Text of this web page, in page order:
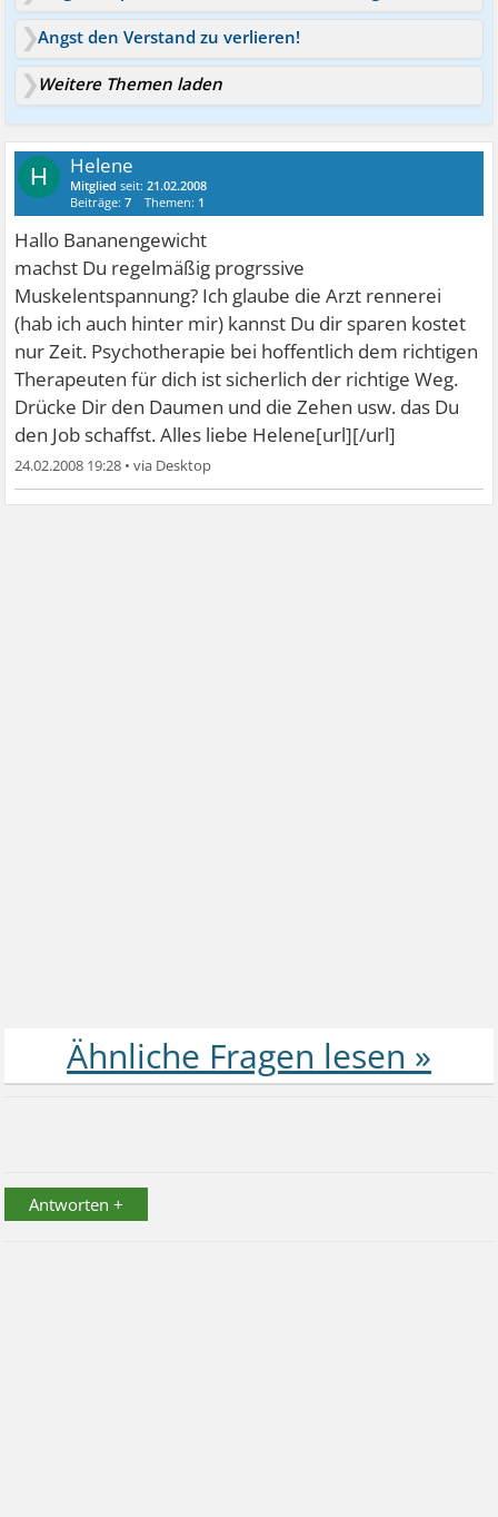
Angst den Verstand zu verlieren!
Weitere Themen laden
H Helene
Mitglied seit:21.02.2008
Beiträge:7 Themen: 1
Hallo Bananengewicht
machst Du regelmäßig progrssive
Muskelentspannung? Ich glaube die Arzt rennerei
(hab ich auch hinter mir) kannst Du dir sparen kostet
nur Zeit. Psychotherapie bei hoffentlich dem richtigen
Therapeuten für dich ist sicherlich der richtige Weg.
Drücke Dir den Daumen und die Zehen usw. das Du
den Job schaffst. Alles liebe Helene[url][/url]
24.02.2008 19:28 •
Antworten +